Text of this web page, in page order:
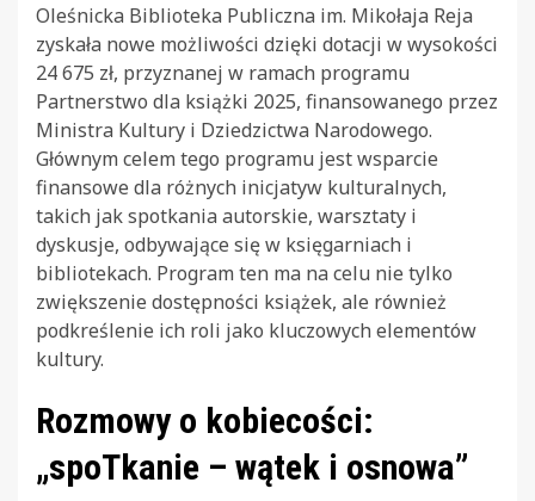
Oleśnicka Biblioteka Publiczna im. Mikołaja Reja
zyskała nowe możliwości dzięki dotacji w wysokości
24 675 zł, przyznanej w ramach programu
Partnerstwo dla książki 2025, finansowanego przez
Ministra Kultury i Dziedzictwa Narodowego.
Głównym celem tego programu jest wsparcie
finansowe dla różnych inicjatyw kulturalnych,
takich jak spotkania autorskie, warsztaty i
dyskusje, odbywające się w księgarniach i
bibliotekach. Program ten ma na celu nie tylko
zwiększenie dostępności książek, ale również
podkreślenie ich roli jako kluczowych elementów
kultury.
Rozmowy o kobiecości:
„spoTkanie – wątek i osnowa”